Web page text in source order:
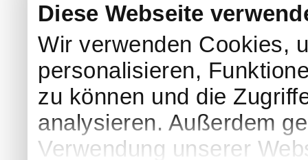
Diese Webseite
Wir verwenden Cookies,
personalisieren,
zu können und die
analysieren. Außerdem
Verwendung unserer